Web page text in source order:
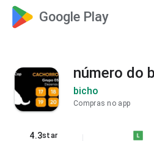
Google Play
número do
bicho
Compras no app
4.3star